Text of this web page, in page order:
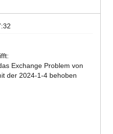
Exchange Problem von
der 2024-1-4 behoben